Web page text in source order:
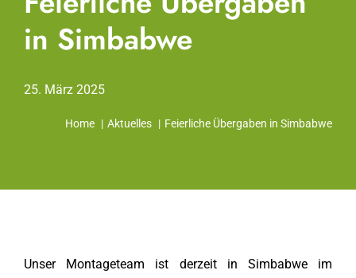
in Simbabwe
25. März 2025
Home Aktuelles Feierliche Übergaben in Simbabwe
Unser Montageteam ist derzeit in Simbabwe im